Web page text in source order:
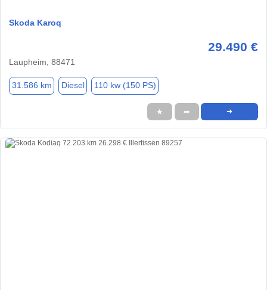
Skoda Karoq
29.490 €
Laupheim, 88471
31.586 km Diesel 110 kw (150 PS)
★ ➦ ➜